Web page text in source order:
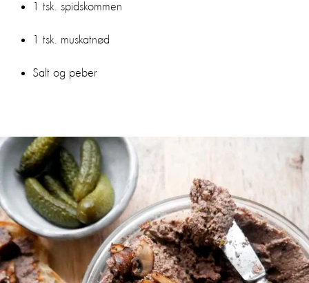
1 tsk. spidskommen
1 tsk. muskatnød
Salt og peber